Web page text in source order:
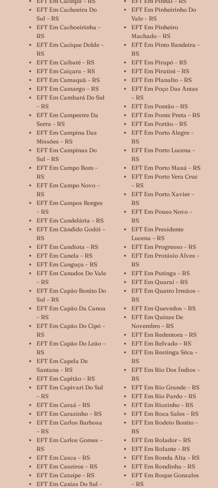
EFT Em Cachoeira Do
Sul – RS
EFT Em Cachoeirinha –
RS
EFT Em Cacique Doble –
RS
EFT Em Caibaté – RS
EFT Em Caiçara – RS
EFT Em Camaquã – RS
EFT Em Camargo – RS
EFT Em Cambará Do Sul
– RS
EFT Em Campestre Da
Serra – RS
EFT Em Campina Das
Missões – RS
EFT Em Campinas Do
Sul – RS
EFT Em Campo Bom –
RS
EFT Em Campo Novo –
RS
EFT Em Campos Borges
– RS
EFT Em Candelária – RS
EFT Em Cândido Godói –
RS
EFT Em Candiota – RS
EFT Em Canela – RS
EFT Em Canguçu – RS
EFT Em Canudos Do Vale
– RS
EFT Em Capão Bonito Do
Sul – RS
EFT Em Capão Da Canoa
– RS
EFT Em Capão Do Cipó –
RS
EFT Em Capão Do Leão –
RS
EFT Em Capela De
Santana – RS
EFT Em Capitão – RS
EFT Em Capivari Do Sul
– RS
EFT Em Caraá – RS
EFT Em Carazinho – RS
EFT Em Carlos Barbosa
– RS
EFT Em Carlos Gomes –
RS
EFT Em Casca – RS
EFT Em Caseiros – RS
EFT Em Catuípe – RS
EFT Em Caxias Do Sul –
EFT Em Pinheirinho Do
Vale – RS
EFT Em Pinheiro
Machado – RS
EFT Em Pinto Bandeira –
RS
EFT Em Pirapó – RS
EFT Em Piratini – RS
EFT Em Planalto – RS
EFT Em Poço Das Antas
– RS
EFT Em Pontão – RS
EFT Em Ponte Preta – RS
EFT Em Portão – RS
EFT Em Porto Alegre –
RS
EFT Em Porto Lucena –
RS
EFT Em Porto Mauá – RS
EFT Em Porto Vera Cruz
– RS
EFT Em Porto Xavier –
RS
EFT Em Pouso Novo –
RS
EFT Em Presidente
Lucena – RS
EFT Em Progresso – RS
EFT Em Protásio Alves –
RS
EFT Em Putinga – RS
EFT Em Quaraí – RS
EFT Em Quatro Irmãos –
RS
EFT Em Quevedos – RS
EFT Em Quinze De
Novembro – RS
EFT Em Redentora – RS
EFT Em Relvado – RS
EFT Em Restinga Sêca –
RS
EFT Em Rio Dos Índios –
RS
EFT Em Rio Grande – RS
EFT Em Rio Pardo – RS
EFT Em Riozinho – RS
EFT Em Roca Sales – RS
EFT Em Rodeio Bonito –
RS
EFT Em Rolador – RS
EFT Em Rolante – RS
EFT Em Ronda Alta – RS
EFT Em Rondinha – RS
EFT Em Roque Gonzales
– RS